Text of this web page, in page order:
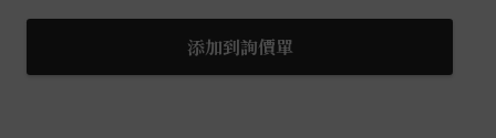
蜂
波
添加到詢價單